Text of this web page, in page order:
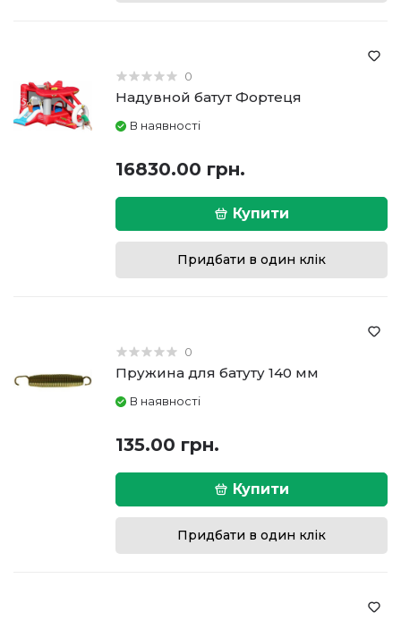
0
Надувной батут Фортеця
В наявності
16830.00 грн.
Купити
Придбати в один клік
0
Пружина для батуту 140 мм
В наявності
135.00 грн.
Купити
Придбати в один клік